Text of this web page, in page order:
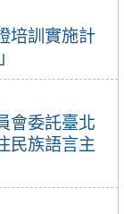
培訓實施計
會委託臺北
民族語言主